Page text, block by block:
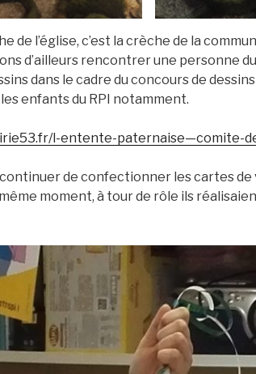
de l’église, c’est la crèche de la
d’ailleurs rencontrer une personne
dans le cadre du concours de
enfants du RPI notamment.
l-entente-paternaise—comite-
de confectionner les cartes
moment, à tour de rôle ils